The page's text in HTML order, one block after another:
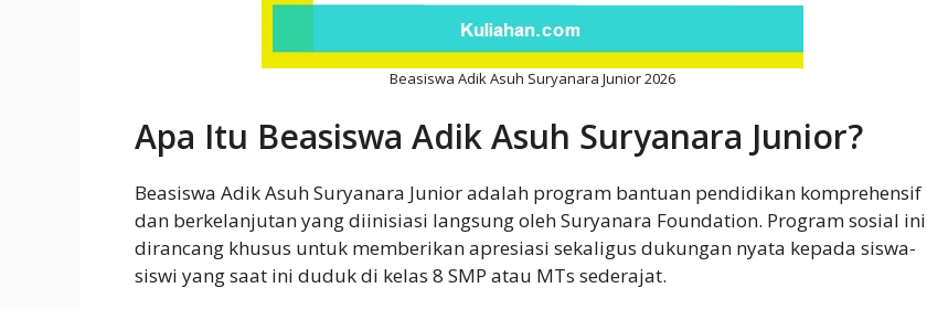
Beasiswa Adik Asuh Suryanara Junior 2026
Apa Itu Beasiswa Adik Asuh Suryanara Junior?
Beasiswa Adik Asuh Suryanara Junior adalah program bantuan pendidikan komprehensif
dan berkelanjutan yang diinisiasi langsung oleh Suryanara Foundation. Program sosial ini
dirancang khusus untuk memberikan apresiasi sekaligus dukungan nyata kepada siswa-
siswi yang saat ini duduk di kelas 8 SMP atau MTs sederajat.